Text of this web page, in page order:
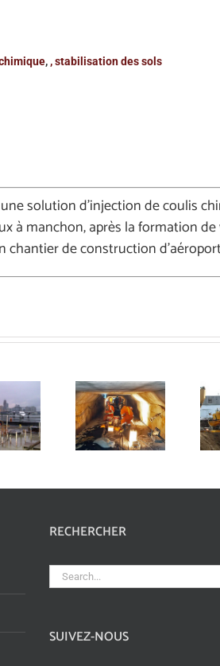
, , stabilisation des sols
solution d’injection de coulis
à manchon, après la formation
de construction
Projet de
réparation de
Remplissage de
vides dans une
RECHERCHER
Search
SUIVEZ-NOUS